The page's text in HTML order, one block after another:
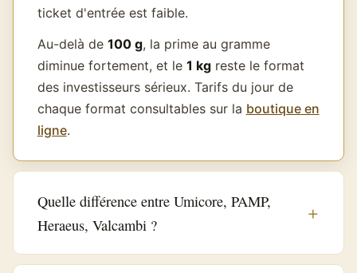
ticket d'entrée est faible.
Au-delà de 100 g, la prime au gramme
diminue fortement, et le 1 kgreste le format
des investisseurs sérieux. Tarifs du jour de
chaque format consultables sur la boutique en
ligne.
Quelle différence entre Umicore, PAMP,
Heraeus, Valcambi ?